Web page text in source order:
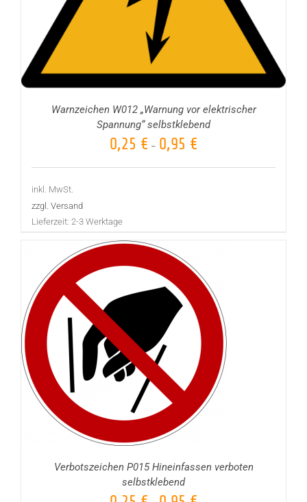
Warnzeichen W012 „Warnung vor elektrischer
Spannung“ selbstklebend
0,25 € – 0,95 €
inkl. MwSt.
zzgl. Versand
Lieferzeit: 2-3 Werktage
Verbotszeichen P015 Hineinfassen verboten
selbstklebend